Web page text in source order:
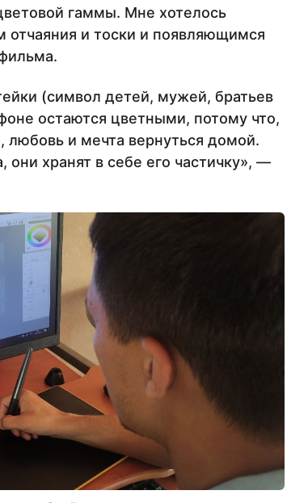
гаммы. Мне хотелось
и тоски и появляющимся
(символ детей, мужей, братьев
остаются цветными, потому что,
любовь и мечта вернуться домой.
хранят в себе его частичку», —